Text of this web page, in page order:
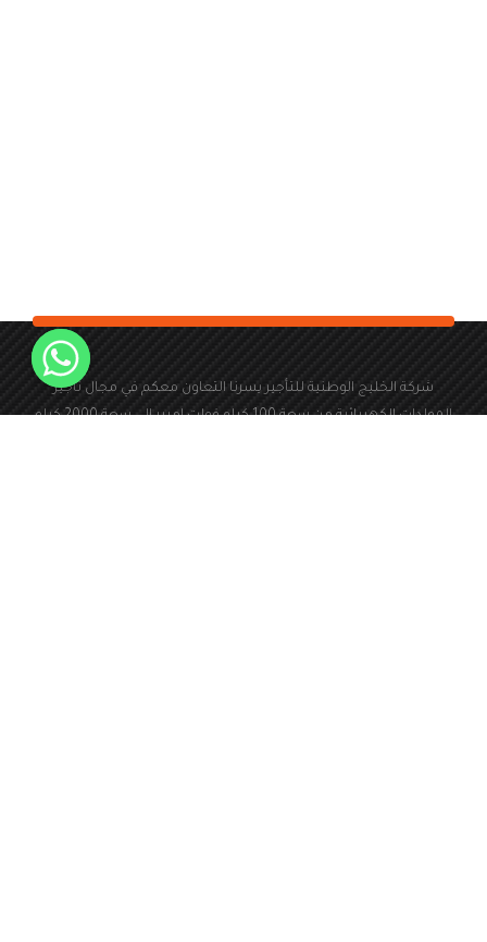
شركة الخليج الوطنية للتأجير يسرنا التعاون معكم في مجال تأجير
المولدات الكهربائية من سعة 100 كيلو فولت امبير الى سعة 2000 كيلو